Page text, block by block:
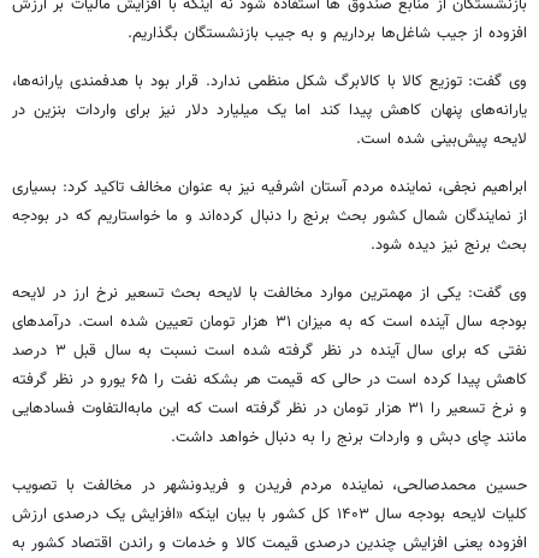
بازنشستگان از منابع صندوق ها استفاده شود نه اینکه با افزایش مالیات بر ارزش
افزوده از جیب شاغل‌ها برداریم و به جیب بازنشستگان بگذاریم.
وی گفت: توزیع کالا با کالابرگ شکل منظمی ندارد. قرار بود با هدفمندی یارانه‌ها،
یارانه‌های پنهان کاهش پیدا کند اما یک میلیارد دلار نیز برای واردات بنزین در
لایحه پیش‌بینی شده است.
ابراهیم نجفی، نماینده مردم آستان اشرفیه نیز به عنوان مخالف تاکید کرد: بسیاری
از نمایندگان شمال کشور بحث برنج را دنبال کرده‌اند و ما خواستاریم که در بودجه
بحث برنج نیز دیده شود.
وی گفت: یکی از مهمترین موارد مخالفت با لایحه بحث تسعیر نرخ ارز در لایحه
بودجه سال آینده است که به میزان ۳۱ هزار تومان تعیین شده است. درآمدهای
نفتی که برای سال آینده در نظر گرفته شده است نسبت به سال قبل ۳ درصد
کاهش پیدا کرده است در حالی که قیمت هر بشکه نفت را ۶۵ یورو در نظر گرفته
و نرخ تسعیر را ۳۱ هزار تومان در نظر گرفته است که این مابه‌التفاوت فسادهایی
مانند چای دبش و واردات برنج را به دنبال خواهد داشت.
حسین محمدصالحی، نماینده مردم فریدن و فریدونشهر در مخالفت با تصویب
کلیات لایحه بودجه سال ۱۴۰۳ کل کشور با بیان اینکه «افزایش یک درصدی ارزش
افزوده یعنی افزایش چندین درصدی قیمت کالا و خدمات و راندن اقتصاد کشور به